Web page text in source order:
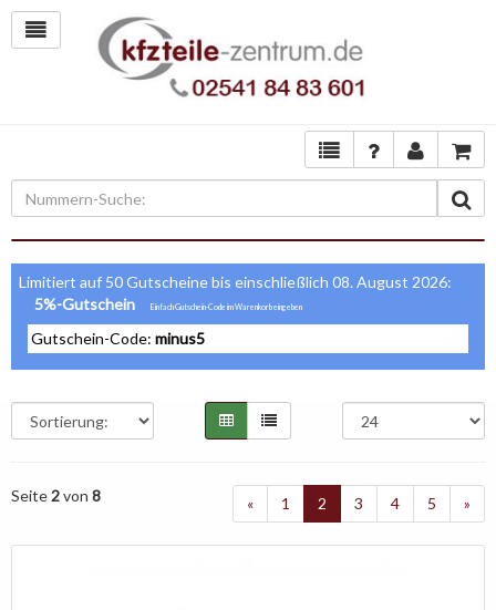
Limitiert auf 50 Gutscheine bis einschließlich 08. August 2026:
5%-Gutschein
Gutschein-Code: minus5
Seite2von 8 « 1 2 3 4 5 »